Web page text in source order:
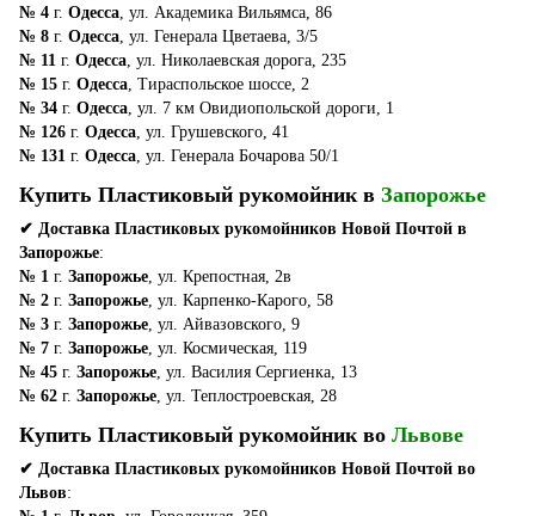
№ 4 г. Одесса, ул. Академика Вильямса, 86
№ 8 г. Одесса, ул. Генерала Цветаева, 3/5
№ 11 г. Одесса, ул. Николаевская дорога, 235
№ 15 г. Одесса, Тираспольское шоссе, 2
№ 34 г. Одесса, ул. 7 км Овидиопольской дороги, 1
№ 126 г. Одесса, ул. Грушевского, 41
№ 131 г. Одесса, ул. Генерала Бочарова 50/1
Купить Пластиковый рукомойник в Запорожье
✔ Доставка Пластиковых рукомойников Новой Почтой в
Запорожье:
№ 1 г. Запорожье , ул. Крепостная, 2в
№ 2 г. Запорожье , ул. Карпенко-Карого, 58
№ 3 г. Запорожье , ул. Айвазовского, 9
№ 7 г. Запорожье , ул. Космическая, 119
№ 45 г. Запорожье , ул. Василия Сергиенка, 13
№ 62 г. Запорожье , ул. Теплостроевская, 28
Купить Пластиковый рукомойник во Львове
✔ Доставка Пластиковых рукомойников Новой Почтой во
Львов: